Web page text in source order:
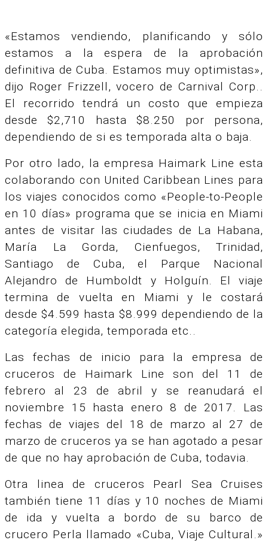
«Estamos vendiendo, planificando y sólo
estamos a la espera de la aprobación
definitiva de Cuba. Estamos muy optimistas»,
dijo Roger Frizzell, vocero de Carnival Corp..
El recorrido tendrá un costo que empieza
desde $2,710 hasta $8.250 por persona,
dependiendo de si es temporada alta o baja.
Por otro lado, la empresa Haimark Line esta
colaborando con United Caribbean Lines para
los viajes conocidos como «People-to-People
en 10 días» programa que se inicia en Miami
antes de visitar las ciudades de La Habana,
María La Gorda, Cienfuegos, Trinidad,
Santiago de Cuba, el Parque Nacional
Alejandro de Humboldt y Holguín. El viaje
termina de vuelta en Miami y le costará
desde $4.599 hasta $8.999 dependiendo de la
categoría elegida, temporada etc..
Las fechas de inicio para la empresa de
cruceros de Haimark Line son del 11 de
febrero al 23 de abril y se reanudará el
noviembre 15 hasta enero 8 de 2017. Las
fechas de viajes del 18 de marzo al 27 de
marzo de cruceros ya se han agotado a pesar
de que no hay aprobación de Cuba, todavia.
Otra linea de cruceros Pearl Sea Cruises
también tiene 11 días y 10 noches de Miami
de ida y vuelta a bordo de su barco de
crucero Perla llamado «Cuba, Viaje Cultural.»